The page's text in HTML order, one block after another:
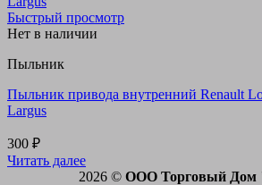
Быстрый просмотр
Нет в наличии
Пыльник
Пыльник привода внутренний Renault
Largus
300 ₽
Читать далее
2026 © ООО Торговый